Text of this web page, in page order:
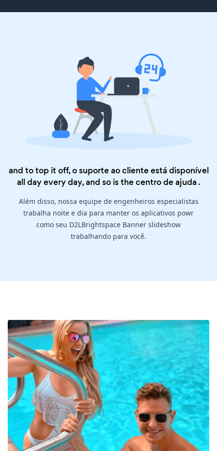
and to top it off, o suporte ao cliente está disponível
all day every day, and so is thecentro de ajuda .
Além disso, nossa equipe de engenheiros especialistas
trabalha noite e dia para manter os aplicativos powr
como seu D2LBrightspace Banner slideshow
trabalhando para você.